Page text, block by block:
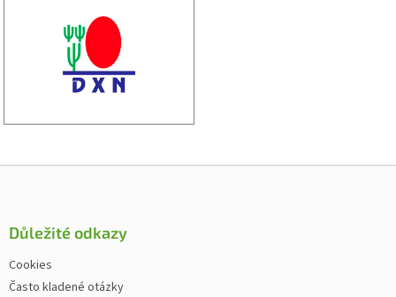
Zápatí
Důležité odkazy
Cookies
Často kladené otázky